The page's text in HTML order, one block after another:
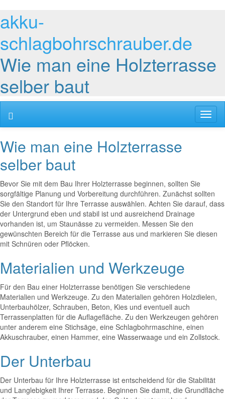
akku-
schlagbohrschrauber.de
Wie man eine Holzterrasse
selber baut
Wie man eine Holzterrasse
selber baut
Bevor Sie mit dem Bau Ihrer Holzterrasse beginnen, sollten Sie
sorgfältige Planung und Vorbereitung durchführen. Zunächst sollten
Sie den Standort für Ihre Terrasse auswählen. Achten Sie darauf, dass
der Untergrund eben und stabil ist und ausreichend Drainage
vorhanden ist, um Staunässe zu vermeiden. Messen Sie den
gewünschten Bereich für die Terrasse aus und markieren Sie diesen
mit Schnüren oder Pflöcken.
Materialien und Werkzeuge
Für den Bau einer Holzterrasse benötigen Sie verschiedene
Materialien und Werkzeuge. Zu den Materialien gehören Holzdielen,
Unterbauhölzer, Schrauben, Beton, Kies und eventuell auch
Terrassenplatten für die Auflagefläche. Zu den Werkzeugen gehören
unter anderem eine Stichsäge, eine Schlagbohrmaschine, einen
Akkuschrauber, einen Hammer, eine Wasserwaage und ein Zollstock.
Der Unterbau
Der Unterbau für Ihre Holzterrasse ist entscheidend für die Stabilität
und Langlebigkeit Ihrer Terrasse. Beginnen Sie damit, die Grundfläche